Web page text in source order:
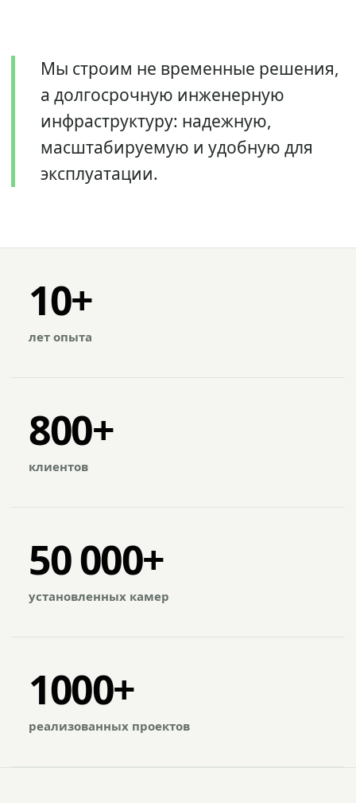
Мы строим не временные решения,
а долгосрочную инженерную
инфраструктуру: надежную,
масштабируемую и удобную для
эксплуатации.
10+
лет опыта
800+
клиентов
50 000+
установленных камер
1000+
реализованных проектов